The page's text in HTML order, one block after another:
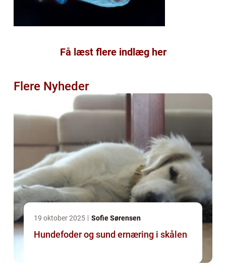
Få læst flere indlæg her
Flere Nyheder
19 oktober 2025 Sofie Sørensen
Hundefoder og sund ernæring i skålen